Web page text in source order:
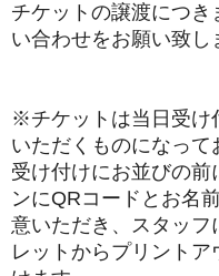
チケットの譲渡につ
い合わせをお願い致し
※チケットは当日受け
いただくものになって
受け付けにお並びの前
ンにQRコードとお名
意いただき、スタッ
レットから プリントア